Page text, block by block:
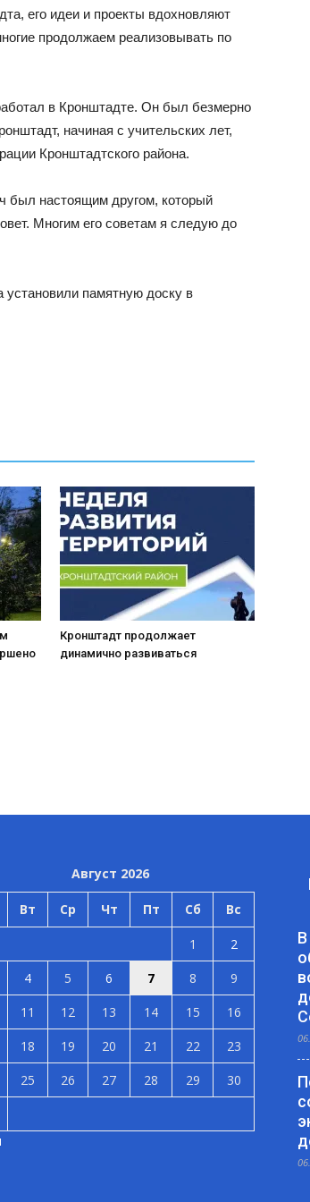
его идеи и проекты вдохновляют
продолжаем реализовывать по
в Кронштадте. Он был безмерно
начиная с учительских лет,
Кронштадтского района.
был настоящим другом, который
Многим его советам я следую до
памятную доску в
Кронштадт продолжает
динамично развиваться
Август 2026
Вт Ср Чт Пт Сб Вс
1
2
4 5 6 7 8
9
11 12 13 14 15
16
18 19 20 21 22
23
25 26 27 28 29
30